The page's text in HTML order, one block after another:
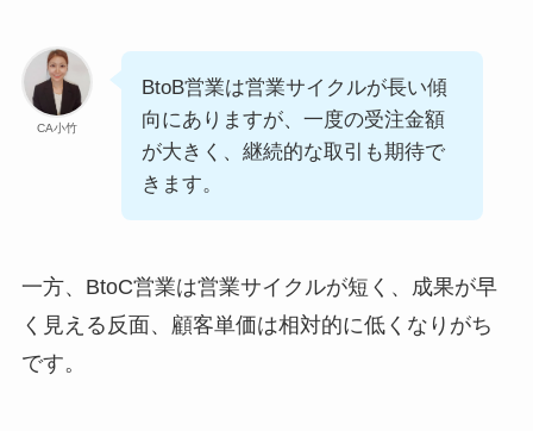
CA小竹
BtoB営業は営業サイクルが長い傾
向にありますが、一度の受注金額
が大きく、継続的な取引も期待で
きます。
一方、BtoC営業は営業サイクルが短く、成果が早
く見える反面、顧客単価は相対的に低くなりがち
です。